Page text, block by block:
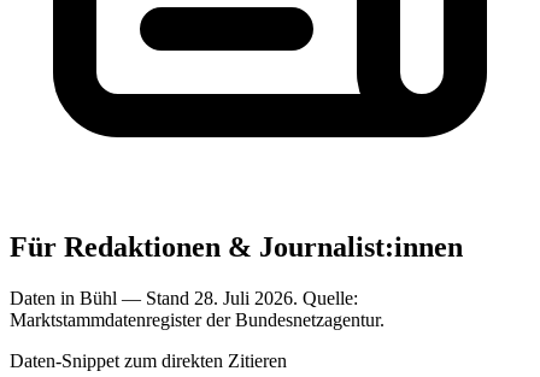
Für Redaktionen & Journalist:innen
Daten in Bühl — Stand 28. Juli 2026. Quelle:
Marktstammdatenregister der Bundesnetzagentur.
Daten-Snippet zum direkten Zitieren